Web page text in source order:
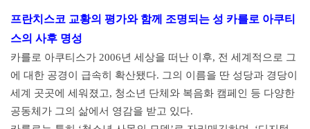
프란치스코 교황의 평가와 함께 조명되는 성 카를로 아쿠티
스의 사후 명성
카를로 아쿠티스가 2006년 세상을 떠난 이후, 전 세계적으로 그
에 대한 공경이 급속히 확산됐다. 그의 이름을 딴 성당과 경당이
세계 곳곳에 세워졌고, 청소년 단체와 복음화 캠페인 등 다양한
공동체가 그의 삶에서 영감을 받고 있다.